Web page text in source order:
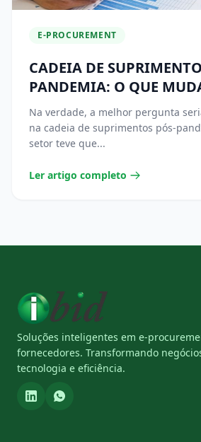
E-PROCUREMENT
CADEIA DE
PANDEMIA: O QUE
Na verdade, a melhor pergunta
na cadeia de suprimentos pós-
setor teve que...
Ler artigo completo
Soluções inteligentes em e-
fornecedores. Transformando
tecnologia e eficiência.